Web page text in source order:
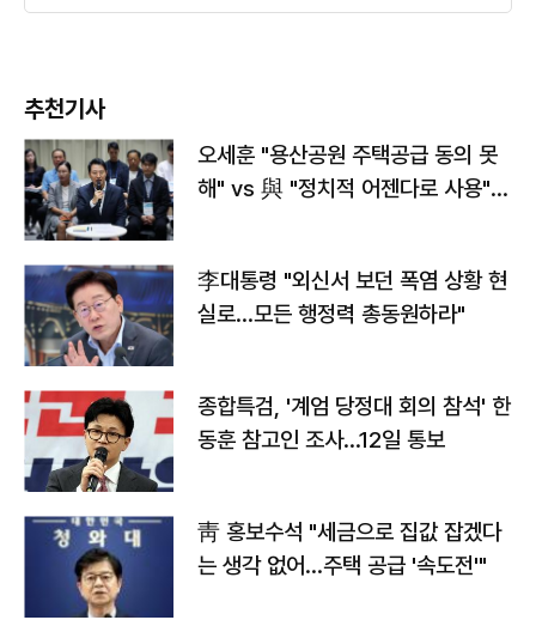
추천기사
오세훈 "용산공원 주택공급 동의 못
해" vs 與 "정치적 어젠다로 사용"
李대통령 "외신서 보던 폭염 상황 현
실로…모든 행정력 총동원하라"
종합특검, '계엄 당정대 회의 참석' 한
동훈 참고인 조사...12일 통보
靑 홍보수석 "세금으로 집값 잡겠다
는 생각 없어…주택 공급 '속도전'"